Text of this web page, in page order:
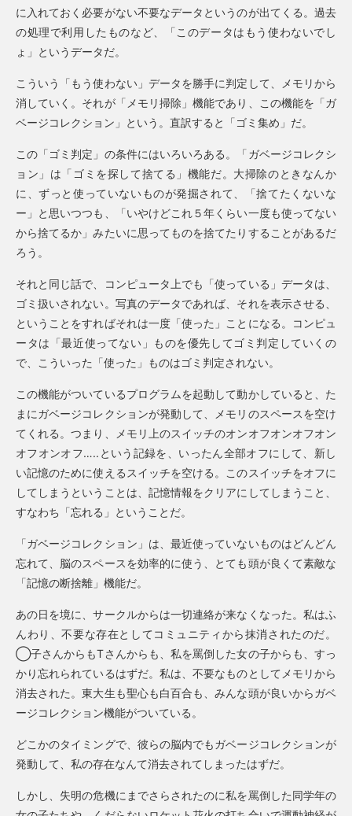
に入れておく必要がない不要なデータというのが出てくる。過去
の処理で利用したものなど、「このデータはもう使わないでし
ょ」というデータだ。
こういう「もう使わない」データを勝手に判定して、メモリから
消していく。それが「メモリ掃除」機能であり、この機能を「ガ
ベージコレクション」という。直訳すると「ゴミ集め」だ。
この「ゴミ判定」の条件にはいろいろある。「ガベージコレクシ
ョン」は「ゴミを探して捨てる」機能だ。大掃除のときなんか
に、ずっと使っていないものが発掘されて、「捨てたくないな
ー」と思いつつも、「いやけどこれ５年くらい一度も使ってない
から捨てるか」みたいに思ってものを捨てたりすることがあるだ
ろう。
それと同じ話で、コンピュータ上でも「使っている」データは、
ゴミ扱いされない。写真のデータであれば、それを表示させる、
ということをすればそれは一度「使った」ことになる。コンピュ
ータは「最近使ってない」ものを優先してゴミ判定していくの
で、こういった「使った」ものはゴミ判定されない。
この機能がついているプログラムを起動して動かしていると、た
まにガベージコレクションが発動して、メモリのスペースを空け
てくれる。つまり、メモリ上のスイッチのオンオフオンオフオン
オフオンオフ…..という記録を、いったん全部オフにして、新し
い記憶のために使えるスイッチを空ける。このスイッチをオフに
してしまうということは、記憶情報をクリアにしてしまうこと、
すなわち「忘れる」ということだ。
「ガベージコレクション」は、最近使っていないものはどんどん
忘れて、脳のスペースを効率的に使う、とても頭が良くて素敵な
「記憶の断捨離」機能だ。
あの日を境に、サークルからは一切連絡が来なくなった。私はふ
んわり、不要な存在としてコミュニティから抹消されたのだ。
◯子さんからもTさんからも、私を罵倒した女の子からも、すっ
かり忘れられているはずだ。私は、不要なものとしてメモリから
消去された。東大生も聖心も白百合も、みんな頭が良いからガベ
ージコレクション機能がついている。
どこかのタイミングで、彼らの脳内でもガベージコレクションが
発動して、私の存在なんて消去されてしまったはずだ。
しかし、失明の危機にまでさらされたのに私を罵倒した同学年の